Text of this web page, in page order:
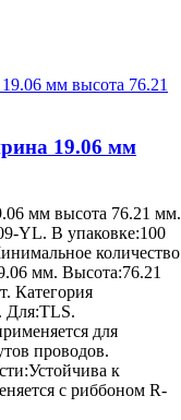
19.06 мм
мм высота 76.21 мм.
YL. В упаковке:100
количество
мм. Высота:76.21
Категория
Для:TLS.
для
проводов.
к
с риббоном R-